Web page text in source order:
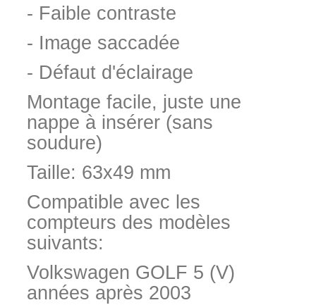
- Faible contraste
- Image saccadée
- Défaut d'éclairage
Montage facile, juste une
nappe à insérer (sans
soudure)
Taille: 63x49 mm
Compatible avec les
compteurs des modèles
suivants:
Volkswagen GOLF 5 (V)
années après 2003